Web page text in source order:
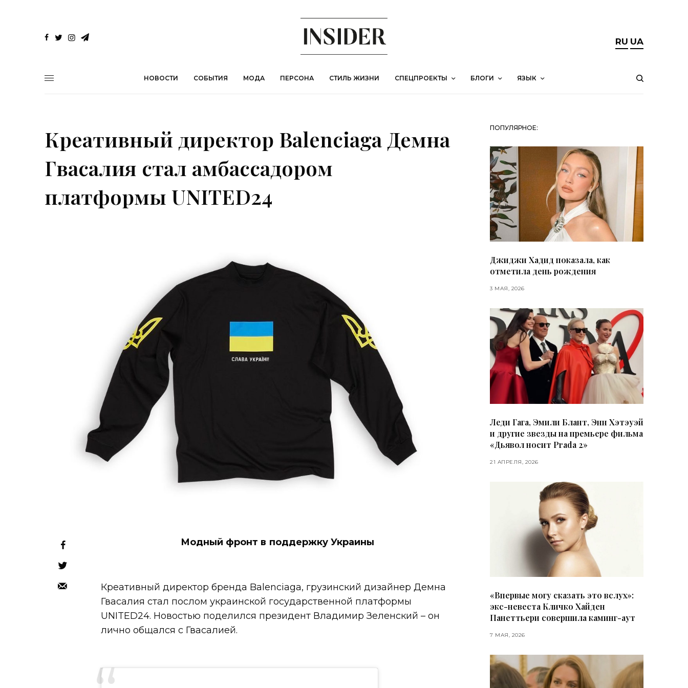
RU UA
НОВОСТИ СОБЫТИЯ МОДА ПЕРСОНА СТИЛЬ ЖИЗНИ СПЕЦПРОЕКТЫ БЛОГИ ЯЗЫК
Креативный директор Balenciaga Демна
Гвасалия стал амбассадором
платформы UNITED24
Модный фронт в поддержку Украины
Креативный директор бренда Balenciaga, грузинский дизайнер Демна
Гвасалия стал послом украинской государственной платформы
UNITED24. Новостью поделился президент Владимир Зеленский – он
лично общался с Гвасалией.
ПОПУЛЯРНОЕ:
Джиджи Хадид показала, как
отметила день рождения
3 МАЯ, 2026
Леди Гага, Эмили Блант, Энн Хэтэуэй
и другие звезды на премьере фильма
«Дьявол носит Prada 2»
21 АПРЕЛЯ, 2026
«Впервые могу сказать это вслух»:
экс-невеста Кличко Хайден
Панеттьери совершила каминг-аут
7 МАЯ, 2026